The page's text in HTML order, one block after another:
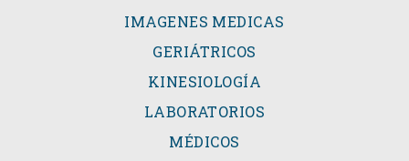
IMAGENES MEDICAS
GERIÁTRICOS
KINESIOLOGÍA
LABORATORIOS
MÉDICOS